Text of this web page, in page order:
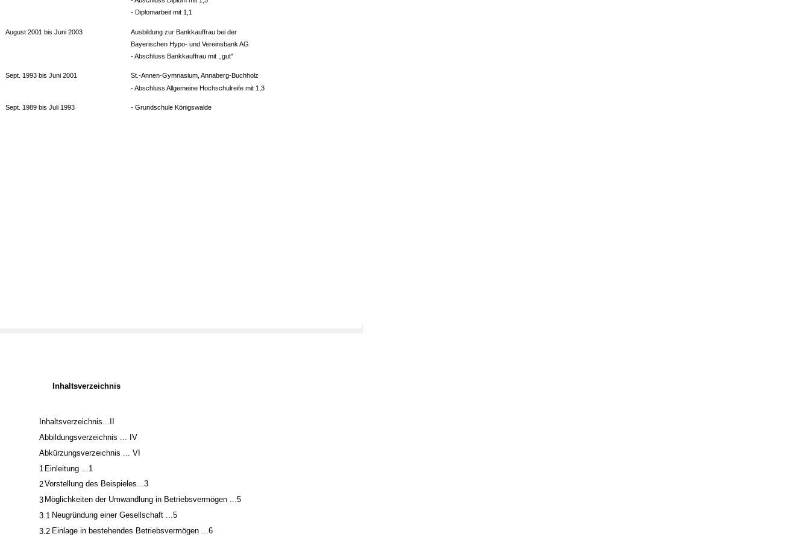
- Diplomarbeit mit 1,1
August 2001 bis Juni 2003
Ausbildung zur Bankkauffrau bei der
Bayerischen Hypo- und Vereinsbank AG
- Abschluss Bankkauffrau mit ,,gut"
Sept. 1993 bis Juni 2001
St.-Annen-Gymnasium, Annaberg-Buchholz
- Abschluss Allgemeine Hochschulreife mit 1,3
Sept. 1989 bis Juli 1993 - Grundschule Königswalde
Inhaltsverzeichnis
Inhaltsverzeichnis...II
Abbildungsverzeichnis ... IV
Abkürzungsverzeichnis ... VI
1 Einleitung ...1
2Vorstellung des Beispieles...3
3 Möglichkeiten der Umwandlung in Betriebsvermögen ...5
3.1 Neugründung einer Gesellschaft ...5
3.2 Einlage in bestehendes Betriebsvermögen ...6